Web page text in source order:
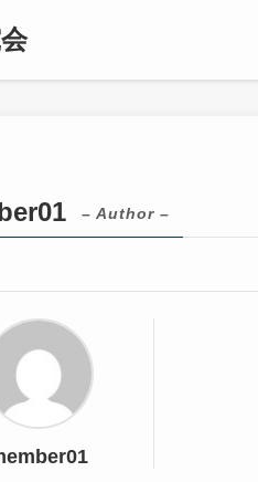
– Author –